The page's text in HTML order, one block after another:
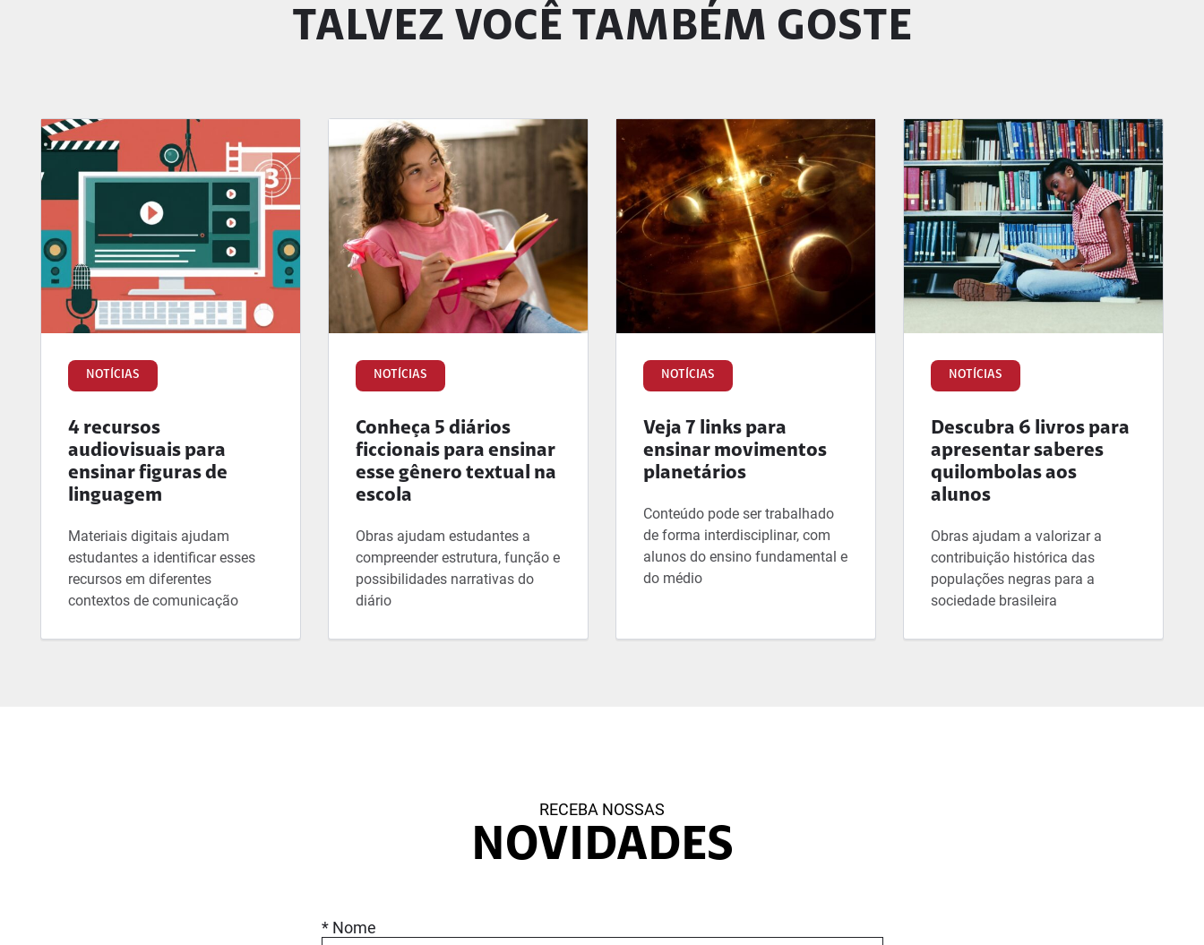
TALVEZ VOCÊ TAMBÉM GOSTE
NOTÍCIAS
4 recursos
audiovisuais para
ensinar figuras de
linguagem
Materiais digitais ajudam
estudantes a identificar esses
recursos em diferentes
contextos de comunicação
NOTÍCIAS
Conheça 5 diários
ficcionais para ensinar
esse gênero textual na
escola
Obras ajudam estudantes a
compreender estrutura, função e
possibilidades narrativas do
diário
NOTÍCIAS
Veja 7 links para
ensinar movimentos
planetários
Conteúdo pode ser trabalhado
de forma interdisciplinar, com
alunos do ensino fundamental e
do médio
NOTÍCIAS
Descubra 6 livros para
apresentar saberes
quilombolas aos
alunos
Obras ajudam a valorizar a
contribuição histórica das
populações negras para a
sociedade brasileira
RECEBA NOSSAS
NOVIDADES
* Nome